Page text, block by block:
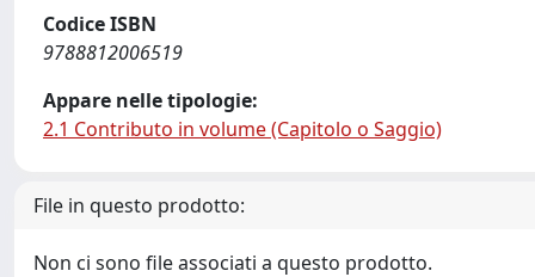
Codice ISBN
9788812006519
Appare nelle tipologie:
2.1 Contributo in volume (Capitolo o Saggio)
File in questo prodotto:
Non ci sono file associati a questo prodotto.